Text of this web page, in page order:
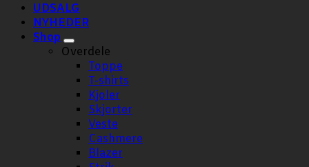
UDSALG
NYHEDER
Shop
Overdele
Toppe
T-shirts
Kjoler
Skjorter
Veste
Cashmere
Blazer